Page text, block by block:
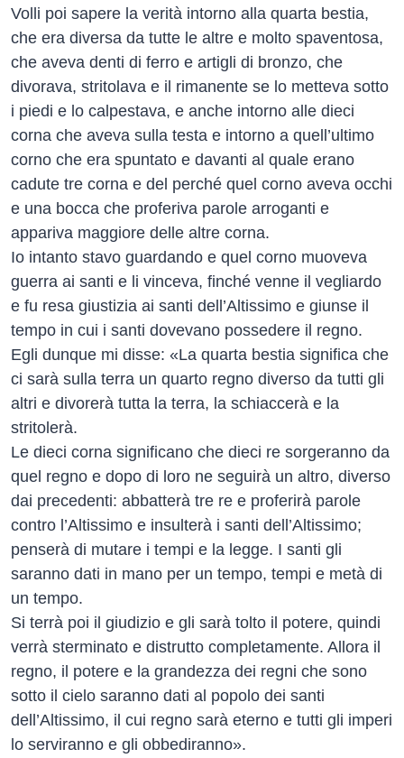
Volli poi sapere la verità intorno alla quarta bestia,
che era diversa da tutte le altre e molto spaventosa,
che aveva denti di ferro e artigli di bronzo, che
divorava, stritolava e il rimanente se lo metteva sotto
i piedi e lo calpestava, e anche intorno alle dieci
corna che aveva sulla testa e intorno a quell’ultimo
corno che era spuntato e davanti al quale erano
cadute tre corna e del perché quel corno aveva occhi
e una bocca che proferiva parole arroganti e
appariva maggiore delle altre corna.
Io intanto stavo guardando e quel corno muoveva
guerra ai santi e li vinceva, finché venne il vegliardo
e fu resa giustizia ai santi dell’Altissimo e giunse il
tempo in cui i santi dovevano possedere il regno.
Egli dunque mi disse: «La quarta bestia significa che
ci sarà sulla terra un quarto regno diverso da tutti gli
altri e divorerà tutta la terra, la schiaccerà e la
stritolerà.
Le dieci corna significano che dieci re sorgeranno da
quel regno e dopo di loro ne seguirà un altro, diverso
dai precedenti: abbatterà tre re e proferirà parole
contro l’Altissimo e insulterà i santi dell’Altissimo;
penserà di mutare i tempi e la legge. I santi gli
saranno dati in mano per un tempo, tempi e metà di
un tempo.
Si terrà poi il giudizio e gli sarà tolto il potere, quindi
verrà sterminato e distrutto completamente. Allora il
regno, il potere e la grandezza dei regni che sono
sotto il cielo saranno dati al popolo dei santi
dell’Altissimo, il cui regno sarà eterno e tutti gli imperi
lo serviranno e gli obbediranno».